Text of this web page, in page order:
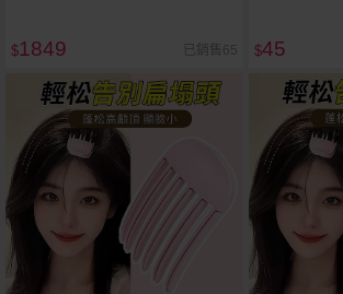
$1849 已銷售65 $45